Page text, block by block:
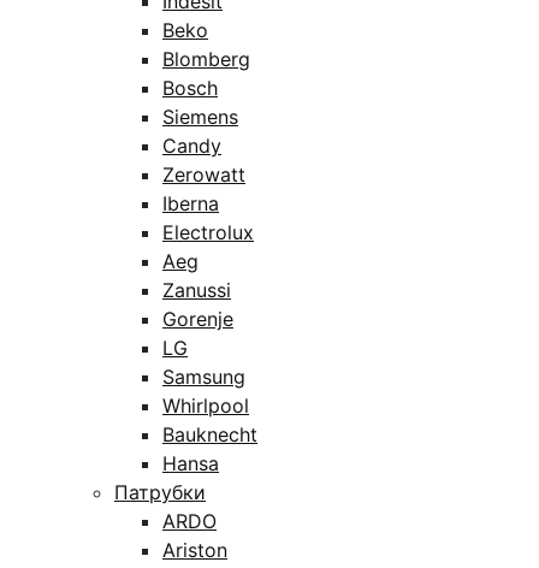
Beko
Blomberg
Bosch
Siemens
Candy
Zerowatt
Iberna
Electrolux
Aeg
Zanussi
Gorenje
LG
Samsung
Whirlpool
Bauknecht
Hansa
Патрубки
ARDO
Ariston